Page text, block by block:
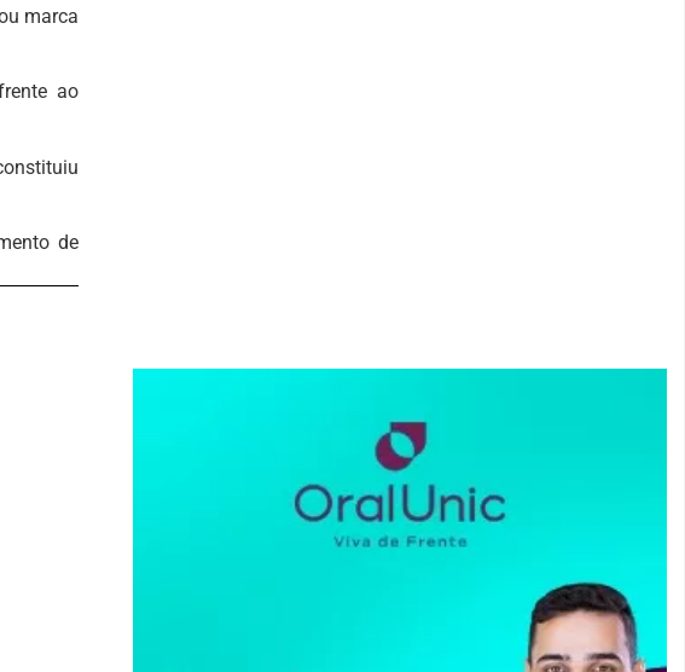
marca
ao
de